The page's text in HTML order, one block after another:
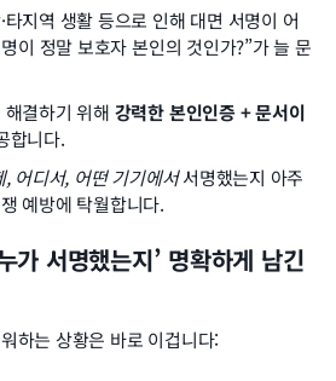
타지역 생활 등으로 인해 대면 서명이 어
이 정말 보호자 본인의 것인가?”가 늘 문
결하기 위해 강력한 본인인증 + 문서이
합니다.
, 어디서, 어떤 기기에서 서명했는지 아주
예방에 탁월합니다.
가 서명했는지’ 명확하게 남긴
하는 상황은 바로 이겁니다: